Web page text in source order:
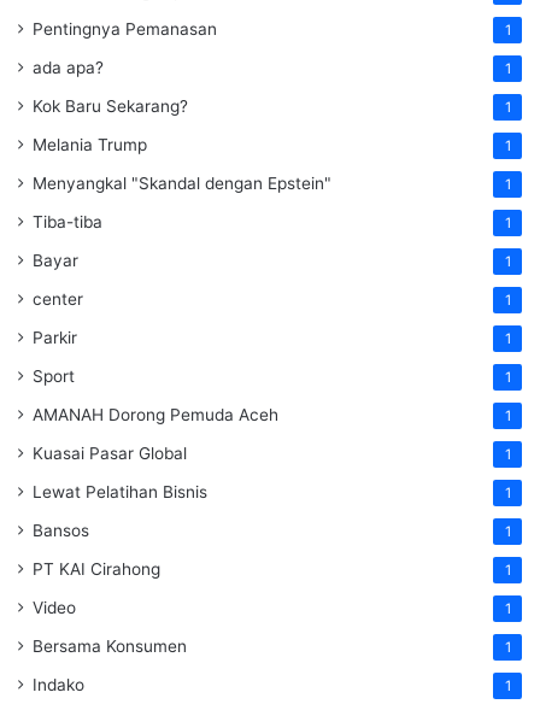
Pentingnya Pemanasan 1
ada apa? 1
Kok Baru Sekarang? 1
Melania Trump 1
Menyangkal "Skandal dengan Epstein" 1
Tiba-tiba 1
Bayar 1
center 1
Parkir 1
Sport 1
AMANAH Dorong Pemuda Aceh 1
Kuasai Pasar Global 1
Lewat Pelatihan Bisnis 1
Bansos 1
PT KAI Cirahong 1
Video 1
Bersama Konsumen 1
Indako 1